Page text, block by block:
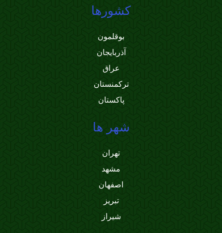
کشورها
بوقلمون
آذربایجان
عراق
ترکمنستان
پاکستان
شهر ها
تهران
مشهد
اصفهان
تبریز
شیراز